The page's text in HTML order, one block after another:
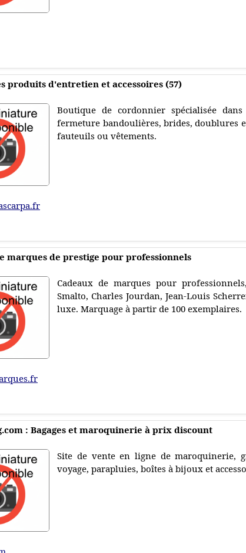
produits d'entretien et accessoires (57)
Boutique de cordonnier spécialisée
fermeture bandoulières, brides, doublures
fauteuils ou vêtements.
marques de prestige pour professionnels
Cadeaux de marques pour
Smalto, Charles Jourdan, Jean-Louis
luxe. Marquage à partir de 100 exemplaires.
: Bagages et maroquinerie à prix discount
Site de vente en ligne de maroquinerie,
voyage, parapluies, boîtes à bijoux et